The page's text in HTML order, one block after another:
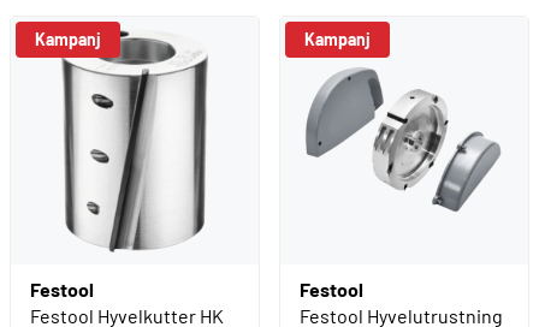
Kampanj
Festool
Festool Hyvelkutter HK
Kampanj
Festool
Festool Hyvelutrustning